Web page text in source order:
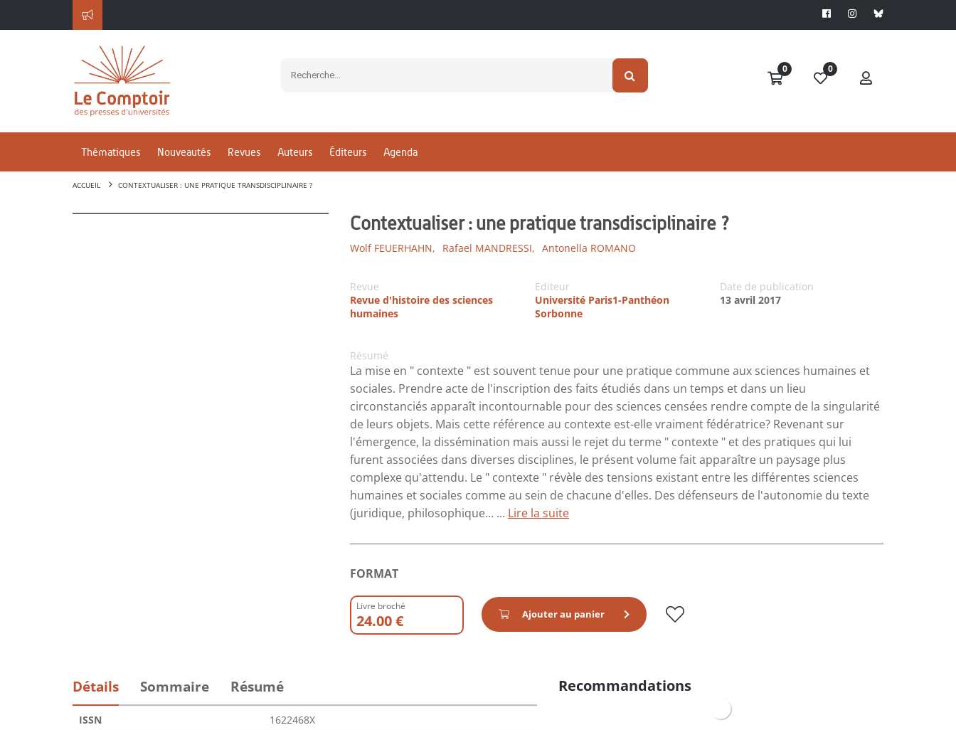
0 0
Thématiques Nouveautés Revues Auteurs Éditeurs Agenda
ACCUEIL CONTEXTUALISER : UNE PRATIQUE TRANSDISCIPLINAIRE ?
Contextualiser : une pratique transdisciplinaire ?
Wolf FEUERHAHN, Rafael MANDRESSI, Antonella ROMANO
Revue
Revue d'histoire des sciences
humaines
Editeur
Université Paris1-Panthéon
Sorbonne
Date de publication
13 avril 2017
Résumé
La mise en " contexte " est souvent tenue pour une pratique commune aux sciences humaines et
sociales. Prendre acte de l'inscription des faits étudiés dans un temps et dans un lieu
circonstanciés apparaît incontournable pour des sciences censées rendre compte de la singularité
de leurs objets. Mais cette référence au contexte est-elle vraiment fédératrice? Revenant sur
l'émergence, la dissémination mais aussi le rejet du terme " contexte " et des pratiques qui lui
furent associées dans diverses disciplines, le présent volume fait apparaître un paysage plus
complexe qu'attendu. Le " contexte " révèle des tensions existant entre les différentes sciences
humaines et sociales comme au sein de chacune d'elles. Des défenseurs de l'autonomie du texte
(juridique, philosophique… ... Lire la suite
FORMAT
Livre broché
24.00 € Ajouter au panier
Détails Sommaire Résumé
ISSN 1622468X
Recommandations